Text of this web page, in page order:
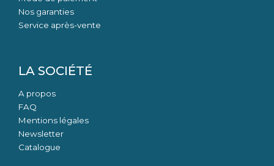
Nos garanties
Service après-vente
LA SOCIÉTÉ
A propos
FAQ
Mentions légales
Newsletter
Catalogue